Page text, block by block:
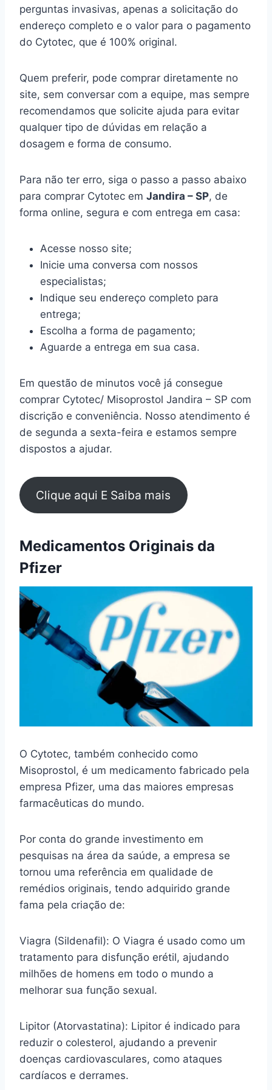
perguntas invasivas, apenas a solicitação do
endereço completo e o valor para o pagamento
do Cytotec, que é 100% original.
Quem preferir, pode comprar diretamente no
site, sem conversar com a equipe, mas sempre
recomendamos que solicite ajuda para evitar
qualquer tipo de dúvidas em relação a
dosagem e forma de consumo.
Para não ter erro, siga o passo a passo abaixo
para comprar Cytotec em Jandira – SP, de
forma online, segura e com entrega em casa:
Acesse nosso site;
Inicie uma conversa com nossos
especialistas;
Indique seu endereço completo para
entrega;
Escolha a forma de pagamento;
Aguarde a entrega em sua casa.
Em questão de minutos você já consegue
comprar Cytotec/ Misoprostol Jandira – SP com
discrição e conveniência. Nosso atendimento é
de segunda a sexta-feira e estamos sempre
dispostos a ajudar.
Clique aqui E Saiba mais
Medicamentos Originais da
Pfizer
O Cytotec, também conhecido como
Misoprostol, é um medicamento fabricado pela
empresa Pfizer, uma das maiores empresas
farmacêuticas do mundo.
Por conta do grande investimento em
pesquisas na área da saúde, a empresa se
tornou uma referência em qualidade de
remédios originais, tendo adquirido grande
fama pela criação de:
Viagra (Sildenafil): O Viagra é usado como um
tratamento para disfunção erétil, ajudando
milhões de homens em todo o mundo a
melhorar sua função sexual.
Lipitor (Atorvastatina): Lipitor é indicado para
reduzir o colesterol, ajudando a prevenir
doenças cardiovasculares, como ataques
cardíacos e derrames.